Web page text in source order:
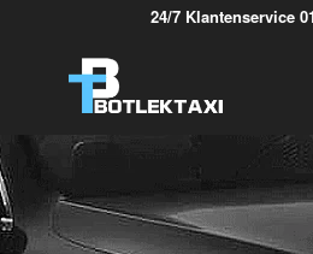
24/7 Klantenservice